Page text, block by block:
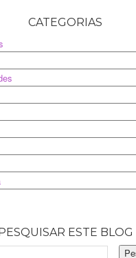
CATEGORIAS
ESTE BLOG